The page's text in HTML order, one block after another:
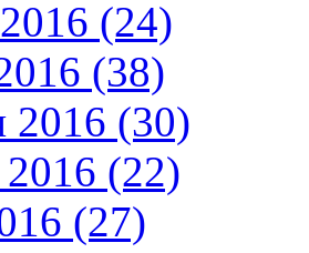
(24)
(38)
2016 (30)
(22)
(27)